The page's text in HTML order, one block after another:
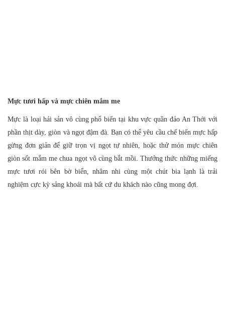
Mực tươi hấp và mực chiên mắm me
Mực là loại hải sản vô cùng phổ biến tại khu vực quần đảo An Thới với
phần thịt dày, giòn và ngọt đậm đà. Bạn có thể yêu cầu chế biến mực hấp
gừng đơn giản để giữ trọn vị ngọt tự nhiên, hoặc thử món mực chiên
giòn sốt mắm me chua ngọt vô cùng bắt mồi. Thưởng thức những miếng
mực tươi rói bên bờ biển, nhâm nhi cùng một chút bia lạnh là trải
nghiệm cực kỳ sảng khoái mà bất cứ du khách nào cũng mong đợi.